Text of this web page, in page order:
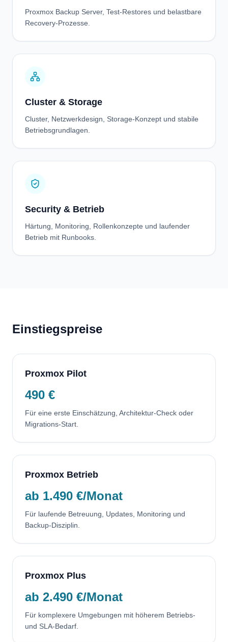
Proxmox Backup Server, Test-Restores und belastbare
Recovery-Prozesse.
Cluster & Storage
Cluster, Netzwerkdesign, Storage-Konzept und stabile
Betriebsgrundlagen.
Security & Betrieb
Härtung, Monitoring, Rollenkonzepte und laufender
Betrieb mit Runbooks.
Einstiegspreise
Proxmox Pilot
490 €
Für eine erste Einschätzung, Architektur-Check oder
Migrations-Start.
Proxmox Betrieb
ab 1.490 €/Monat
Für laufende Betreuung, Updates, Monitoring und
Backup-Disziplin.
Proxmox Plus
ab 2.490 €/Monat
Für komplexere Umgebungen mit höherem Betriebs-
und SLA-Bedarf.